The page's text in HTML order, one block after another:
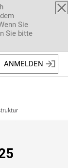
Sie
Sie bitte
ANMELDEN